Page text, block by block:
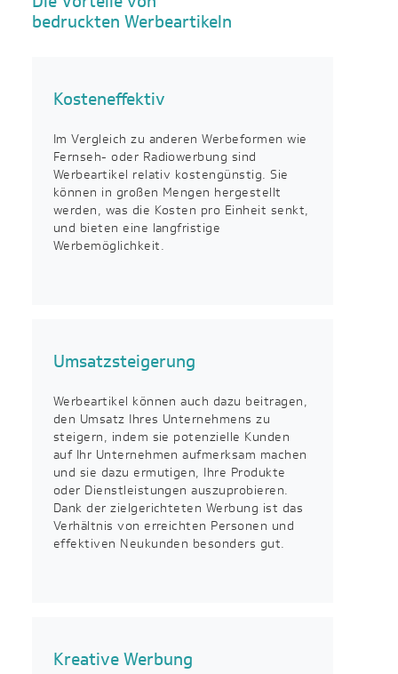
bedruckten Werbeartikeln
Kosteneffektiv
Im Vergleich zu anderen Werbeformen wie
Fernseh- oder Radiowerbung sind
Werbeartikel relativ kostengünstig. Sie
können in großen Mengen hergestellt
werden, was die Kosten pro Einheit senkt,
und bieten eine langfristige
Werbemöglichkeit.
Umsatzsteigerung
Werbeartikel können auch dazu beitragen,
den Umsatz Ihres Unternehmens zu
steigern, indem sie potenzielle Kunden
auf Ihr Unternehmen aufmerksam machen
und sie dazu ermutigen, Ihre Produkte
oder Dienstleistungen auszuprobieren.
Dank der zielgerichteten Werbung ist das
Verhältnis von erreichten Personen und
effektiven Neukunden besonders gut.
Kreative Werbung